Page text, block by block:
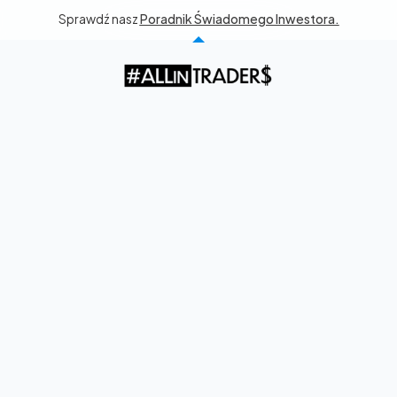
Sprawdź nasz Poradnik Świadomego Inwestora.